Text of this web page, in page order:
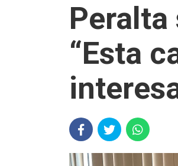
“Esta